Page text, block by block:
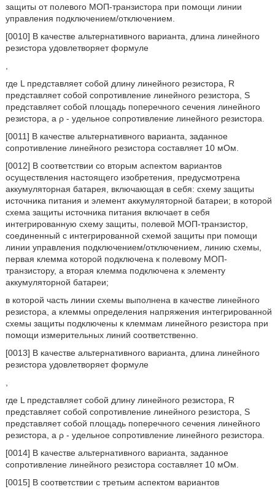
защиты от полевого МОП-транзистора при помощи линии
управления подключением/отключением.
[0010] В качестве альтернативного варианта, длина линейного
резистора удовлетворяет формуле
где L представляет собой длину линейного резистора, R
представляет собой сопротивление линейного резистора, S
представляет собой площадь поперечного сечения линейного
резистора, а ρ - удельное сопротивление линейного резистора.
[0011] В качестве альтернативного варианта, заданное
сопротивление линейного резистора составляет 10 мОм.
[0012] В соответствии со вторым аспектом вариантов
осуществления настоящего изобретения, предусмотрена
аккумуляторная батарея, включающая в себя: схему защиты
источника питания и элемент аккумуляторной батареи; в которой
схема защиты источника питания включает в себя
интегрированную схему защиты, полевой МОП-транзистор,
соединенный с интегрированной схемой защиты при помощи
линии управления подключением/отключением, линию схемы,
первая клемма которой подключена к полевому МОП-
транзистору, а вторая клемма подключена к элементу
аккумуляторной батареи;
в которой часть линии схемы выполнена в качестве линейного
резистора, а клеммы определения напряжения интегрированной
схемы защиты подключены к клеммам линейного резистора при
помощи измерительных линий соответственно.
[0013] В качестве альтернативного варианта, длина линейного
резистора удовлетворяет формуле
где L представляет собой длину линейного резистора, R
представляет собой сопротивление линейного резистора, S
представляет собой площадь поперечного сечения линейного
резистора, а ρ - удельное сопротивление линейного резистора.
[0014] В качестве альтернативного варианта, заданное
сопротивление линейного резистора составляет 10 мОм.
[0015] В соответствии с третьим аспектом вариантов